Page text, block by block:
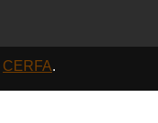
CERFA.